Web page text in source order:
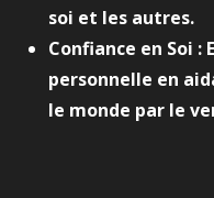
soi et les autres.
Confiance en Soi :
personnelle en
le monde par le